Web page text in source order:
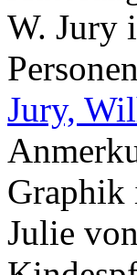
W. Jury
Personen
Jury,
Graphik
Julie